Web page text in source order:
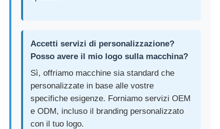
Accetti servizi di personalizzazione?
Posso avere il mio logo sulla macchina?
Sì, offriamo macchine sia standard che
personalizzate in base alle vostre
specifiche esigenze. Forniamo servizi OEM
e ODM, incluso il branding personalizzato
con il tuo logo.